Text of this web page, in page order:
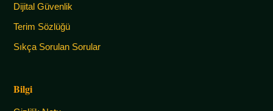
Dijital Güvenlik
Terim Sözlüğü
Sıkça Sorulan Sorular
Bilgi